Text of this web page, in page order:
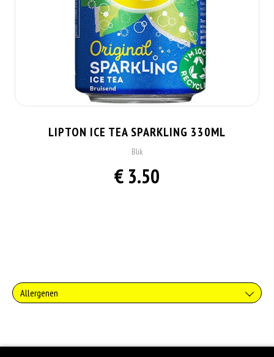
LIPTON ICE TEA SPARKLING 330ML
Blik
€ 3.50
Allergenen